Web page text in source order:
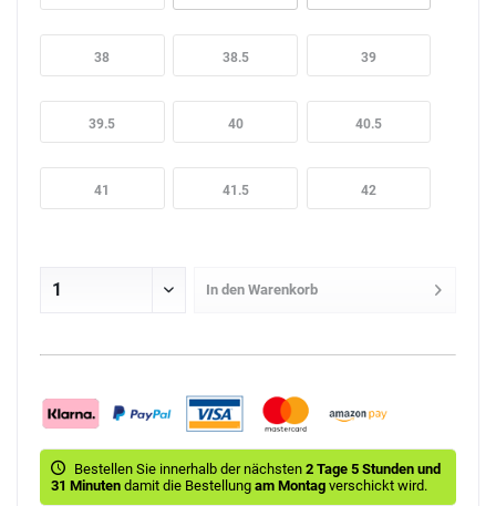
38 38.5 39
39.5 40 40.5
41 41.5 42
In den Warenkorb
Bestellen Sie innerhalb der nächsten 2 Tage 5 Stunden und
31 Minuten damit die Bestellung am Montag verschickt wird.